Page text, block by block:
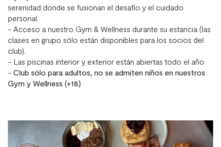
serenidad donde se fusionan el desafío y el cuidado
personal.
- Acceso a nuestro Gym & Wellness durante su estancia (las
clases en grupo sólo están disponibles para los socios del
club).
- Las piscinas interior y exterior están abiertas todo el año
- Club sólo para adultos, no se admiten niños en nuestros
Gym y Wellness (+18)